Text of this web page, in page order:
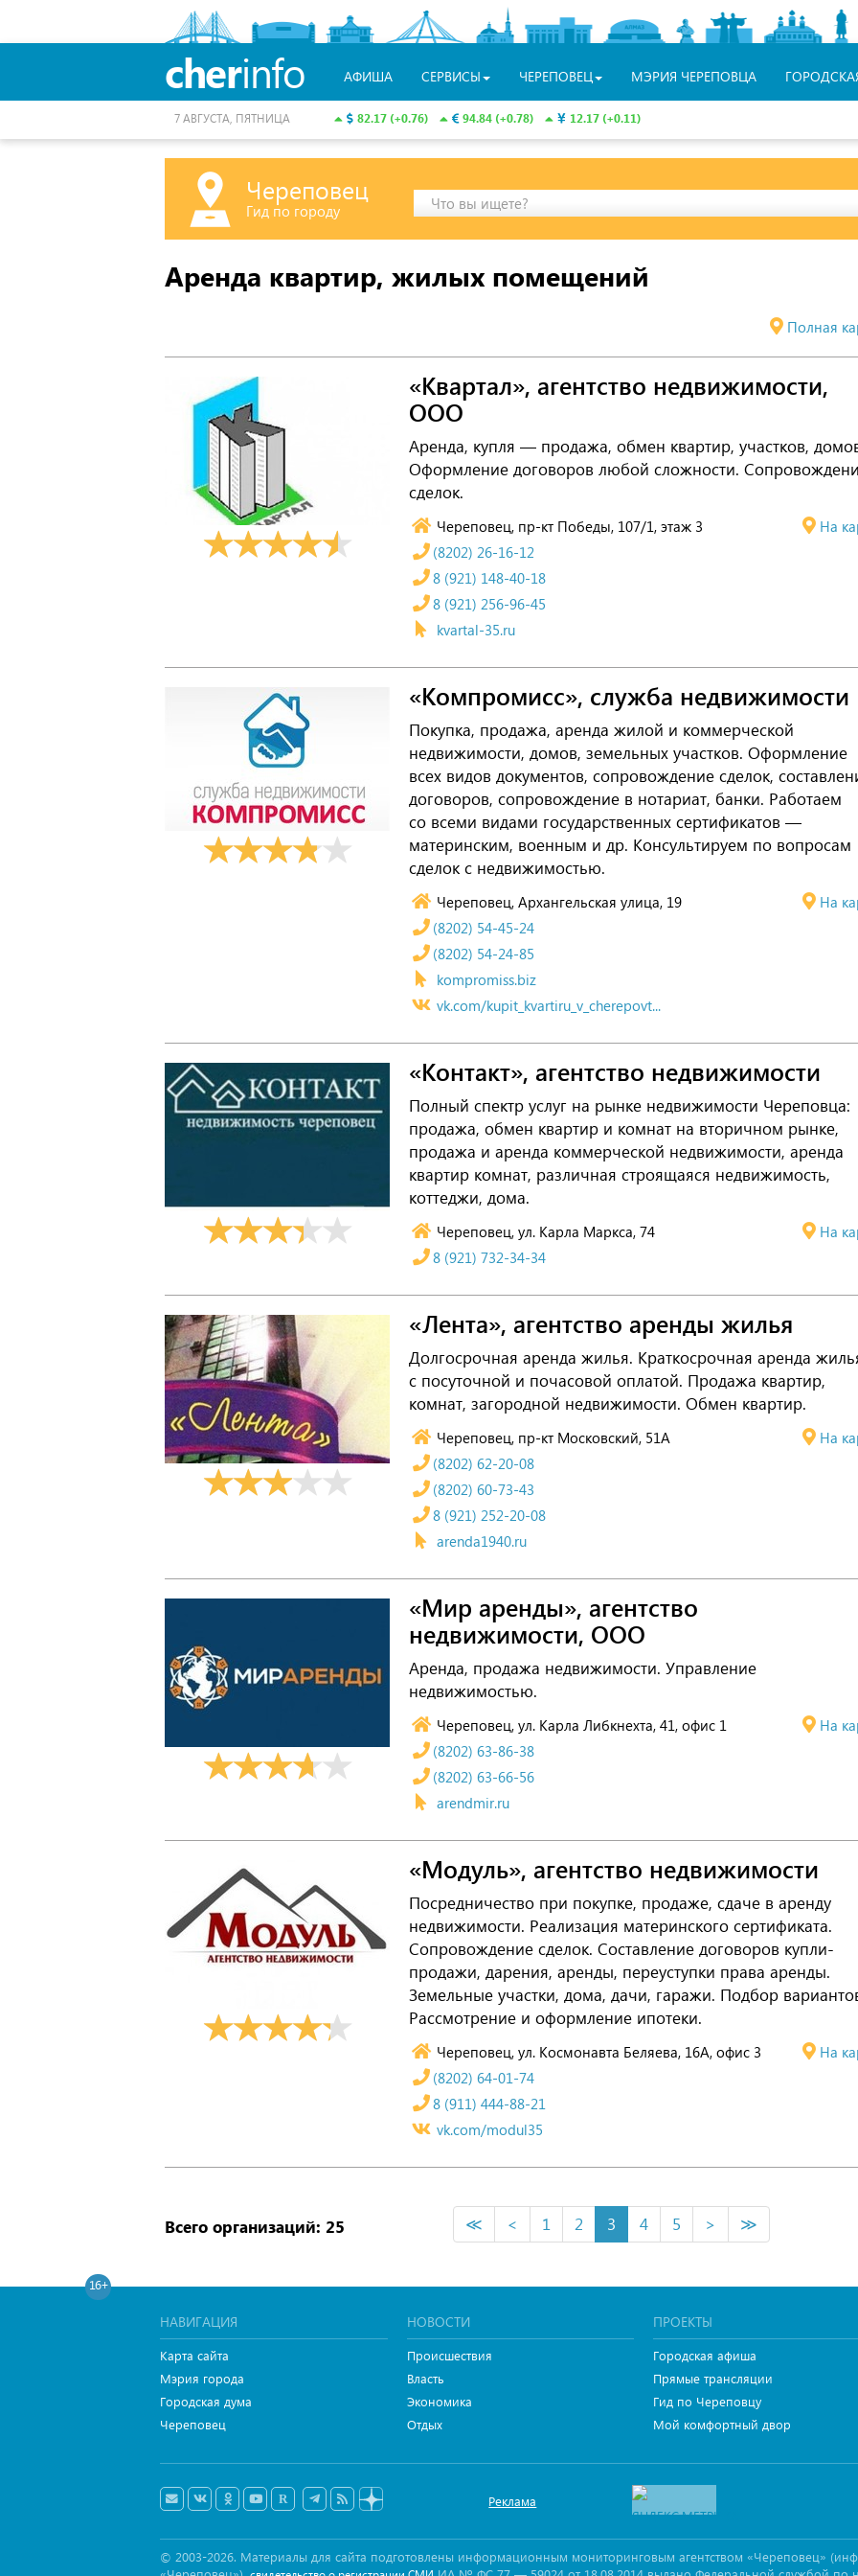
cherinfo АФИША СЕРВИСЫ ЧЕРЕПОВЕЦ МЭРИЯ ЧЕРЕПОВЦА
82.17 (+0.76) 94.84 (+0.78) 12.17 (+0.11)
7 АВГУСТА, ПЯТНИЦА
Череповец
Гид по городу Что вы ищете?
Аренда квартир, жилых помещений
Полная
«Квартал», агентство недвижимости,
ООО
Аренда, купля — продажа, обмен квартир, участков,
Оформление договоров любой сложности.
сделок.
Череповец, пр-кт Победы, 107/1, этаж 3
На
(8202) 26-16-12
8 (921) 148-40-18
8 (921) 256-96-45
kvartal-35.ru
«Компромисс», служба недвижимости
Покупка, продажа, аренда жилой и коммерческой
недвижимости, домов, земельных участков. Оформление
всех видов документов, сопровождение сделок,
договоров, сопровождение в нотариат, банки. Работаем
со всеми видами государственных сертификатов —
материнским, военным и др. Консультируем по вопросам
сделок с недвижимостью.
Череповец, Архангельская улица, 19
На
(8202) 54-45-24
(8202) 54-24-85
kompromiss.biz
vk.com/kupit_kvartiru_v_cherepovt...
«Контакт», агентство недвижимости
Полный спектр услуг на рынке недвижимости Череповца:
продажа, обмен квартир и комнат на вторичном рынке,
продажа и аренда коммерческой недвижимости, аренда
квартир комнат, различная строящаяся недвижимость,
коттеджи, дома.
Череповец, ул. Карла Маркса, 74
На
8 (921) 732-34-34
«Лента», агентство аренды жилья
Долгосрочная аренда жилья. Краткосрочная аренда
с посуточной и почасовой оплатой. Продажа квартир,
комнат, загородной недвижимости. Обмен квартир.
Череповец, пр-кт Московский, 51А
На
(8202) 62-20-08
(8202) 60-73-43
8 (921) 252-20-08
arenda1940.ru
«Мир аренды», агентство
недвижимости, ООО
Аренда, продажа недвижимости. Управление
недвижимостью.
Череповец, ул. Карла Либкнехта, 41, офис 1
На
(8202) 63-86-38
(8202) 63-66-56
arendmir.ru
«Модуль», агентство недвижимости
Посредничество при покупке, продаже, сдаче в аренду
недвижимости. Реализация материнского сертификата.
Сопровождение сделок. Составление договоров купли-
продажи, дарения, аренды, переуступки права аренды.
Земельные участки, дома, дачи, гаражи. Подбор
Рассмотрение и оформление ипотеки.
Череповец, ул. Космонавта Беляева, 16А, офис 3
На
(8202) 64-01-74
8 (911) 444-88-21
vk.com/modul35
Всего организаций: 25 ≪ < 1 2 3 4 5 > ≫
16+
НАВИГАЦИЯ
Карта сайта
Мэрия города
Городская дума
Череповец
НОВОСТИ
Происшествия
Власть
Экономика
Отдых
ПРОЕКТЫ
Городская афиша
Прямые трансляции
Гид по Череповцу
Мой комфортный двор
Реклама
© 2003-2026. Материалы для сайта подготовлены информационным мониторинговым агентством «Череповец»